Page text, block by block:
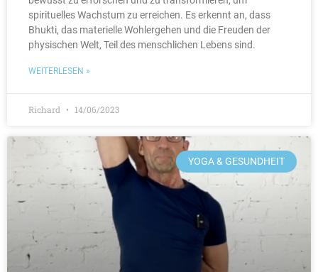
spirituelles Wachstum zu erreichen. Es erkennt an, dass
Bhukti, das materielle Wohlergehen und die Freuden der
physischen Welt, Teil des menschlichen Lebens sind.
WEITERLESEN »
Richard 14/06/2023
YOGA & GESUNDHEIT